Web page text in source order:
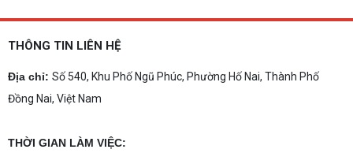
THÔNG TIN LIÊN HỆ
Địa chỉ: Số 540, Khu Phố Ngũ Phúc, Phường Hố Nai, Thành Phố
Đồng Nai, Việt Nam
THỜI GIAN LÀM VIỆC: